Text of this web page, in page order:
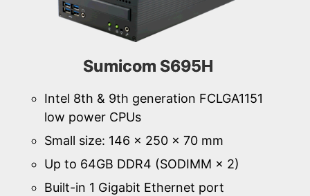
Sumicom S695H
Intel 8th & 9th generation FCLGA1151
low power CPUs
Small size: 146 × 250 × 70 mm
Up to 64GB DDR4 (SODIMM × 2)
Built-in 1 Gigabit Ethernet port